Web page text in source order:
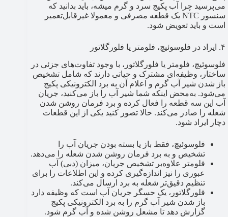
می‌پرسید چرا آب پکیج سرد و گرم میشه​، باید بدانید که
سنسور NTC یک قطعه مصرفی و معمولا غیرقابل‌تعمیر
است و باید تعویض شود.
۴. ایراد در فلوسوئیچ، فلومتر یا فلورگلاتور
فلوسوئیچ، فلومتر یا فلورگلاتور، با وجود تفاوت‌های جزئی در
ساختار، وظیفه‌ای مشترک و حیاتی دارند که شامل تشخیص
باز شدن شیر آب گرم و اعلام آن به برد الکترونیکی پکیج
می‌شود. به‌محض اینکه شما شیر آب را باز می‌کنید، جریان
آب این سه قطعه را فعال کرده و برد فرمان روشن شدن
شعله را صادر می‌کند. حالا تصور کنید یکی از این قطعات
دچار ایراد شود.
فلوسوئیچ، فقط باز یا بسته بودن جریان آب را
تشخیص و به برد فرمان روشن شدن شعله را می‌دهد.
فلومتر علاوه‌بر تشخیص جریان، میزان (دبی) آب
عبوری را نیز اندازه‌گیری کرده و این اطلاعات را برای
تنظیم دقیق‌تر شعله به برد ارسال می‌کند.
فلورگلاتور، یک حسگر جریان آب است که وظیفه دارد
باز شدن شیر آب گرم را به برد الکترونیکی پکیج
گزارش دهد تا مشعل روشن شده و آب گرم شود.